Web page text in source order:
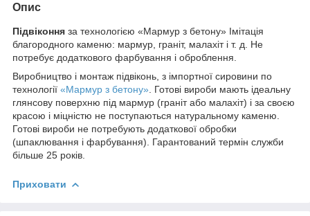
Опис
Підвіконня за технологією «Мармур з бетону» Імітація
благородного каменю: мармур, граніт, малахіт і т. д. Не
потребує додаткового фарбування і оброблення.
Виробництво і монтаж підвіконь, з імпортної сировини по
технології «Мармур з бетону» . Готові вироби мають ідеальну
глянсову поверхню під мармур (граніт або малахіт) і за своєю
красою і міцністю не поступаються натуральному каменю.
Готові вироби не потребують додаткової обробки
(шпаклювання і фарбування). Гарантований термін служби
більше 25 років.
Приховати